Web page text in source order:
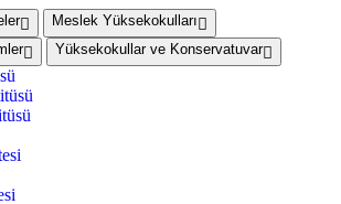
Meslek Yüksekokulları
Yüksekokullar ve Konservatuvar